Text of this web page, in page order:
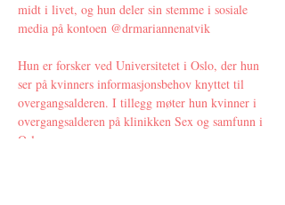
midt i livet, og hun deler sin stemme i sosiale
media på kontoen @drmariannenatvik
Hun er forsker ved Universitetet i Oslo, der hun
ser på kvinners informasjonsbehov knyttet til
overgangsalderen. I tillegg møter hun kvinner i
overgangsalderen på klinikken Sex og samfunn i
Oslo.